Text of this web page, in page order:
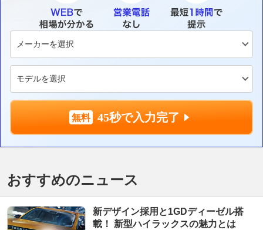
45秒で入力完了
おすすめのニュース
新デザイン採用と1GDディーゼル搭
載！ 新型ハイラックスの魅力とは